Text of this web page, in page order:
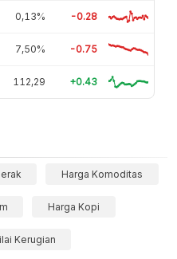
0,13% -0.28
7,50% -0.75
112,29 +0.43
Harga Komoditas
Harga Kopi
Kerugian